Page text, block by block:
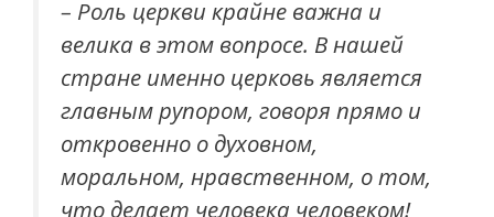
– Роль церкви крайне важна и
велика в этом вопросе. В нашей
стране именно церковь является
главным рупором, говоря прямо и
откровенно о духовном,
моральном, нравственном, о том,
что делает человека человеком!